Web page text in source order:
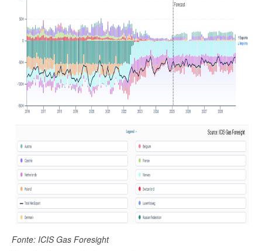
Fonte: ICIS Gas Foresight